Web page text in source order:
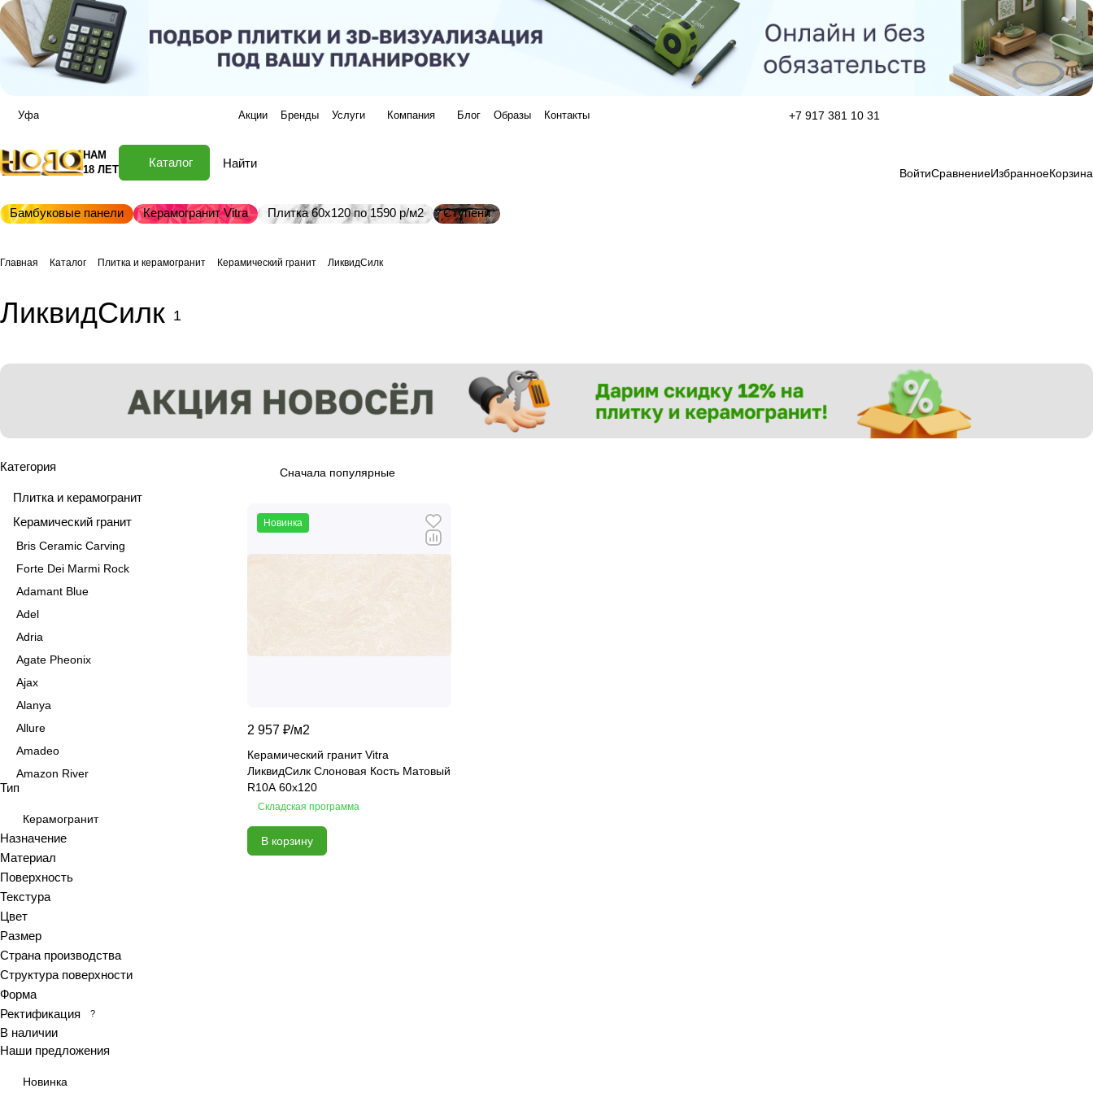
Уфа Акции Бренды Услуги Компания Блог Образы Контакты +7 917 381 10 31
НАМ
18 ЛЕТ
Каталог
ВойтиСравнениеИзбранноеКорзина
Бамбуковые панели Керамогранит Vitra Плитка 60х120 по 1590 р/м2 Ступени
Главная Каталог Плитка и керамогранит Керамический гранит ЛиквидСилк
ЛиквидСилк 1
Сначала популярные
Новинка
2 957 ₽/м2
Керамический гранит Vitra
ЛиквидСилк Слоновая Кость Матовый
R10A 60х120
Складская программа
В корзину
Категория
Плитка и керамогранит
Керамический гранит
Bris Ceramic Carving
Forte Dei Marmi Rock
Adamant Blue
Adel
Adria
Agate Pheonix
Ajax
Alanya
Allure
Amadeo
Amazon River
Amber Agate
American Calacatta
Andrea
Antiquewood
Aragon
Arena
Argentina
Armani marble
Art
Art Ceramic 60х120
Arts
Тип
Керамогранит
Назначение
Материал
Поверхность
Текстура
Цвет
Размер
Страна производства
Структура поверхности
Форма
Ректификация
?
В наличии
Наши предложения
Новинка